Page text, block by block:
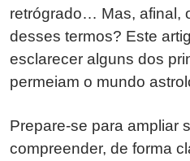
retrógrado… Mas, afinal,
desses termos? Este
esclarecer alguns dos
permeiam o mundo
Prepare-se para ampliar
compreender, de forma